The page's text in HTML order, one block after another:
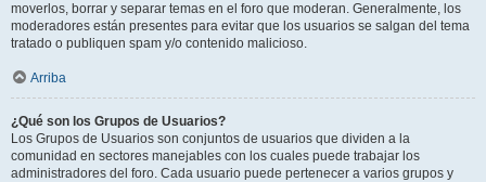
moverlos, borrar y separar temas en el foro que moderan. Generalmente, los
moderadores están presentes para evitar que los usuarios se salgan del tema
tratado o publiquen spam y/o contenido malicioso.
Arriba
¿Qué son los Grupos de Usuarios?
Los Grupos de Usuarios son conjuntos de usuarios que dividen a la
comunidad en sectores manejables con los cuales puede trabajar los
administradores del foro. Cada usuario puede pertenecer a varios grupos y